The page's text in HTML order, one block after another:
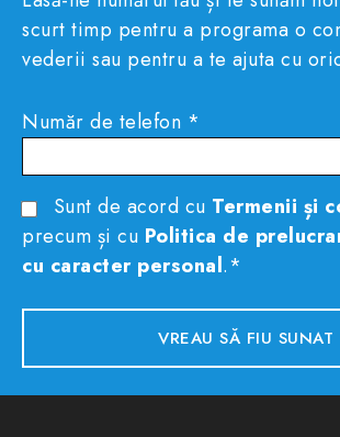
scurt timp pentru a programa o
vederii sau pentru a te ajuta cu
Număr de telefon *
Sunt de acord cu Termenii și
precum și cu Politica de
cu caracter personal.*